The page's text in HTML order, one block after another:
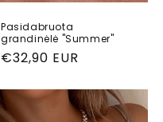
Pasidabruota
grandinėlė "Summer"
Reguliari
€32,90 EUR